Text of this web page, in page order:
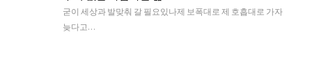
굳이 세상과 발맞춰 갈 필요있나제 보폭대로 제 호흡대로 가자
늦다고…